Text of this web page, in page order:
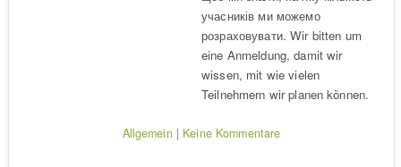
учасників ми можемо
розраховувати. Wir bitten um
eine Anmeldung, damit wir
wissen, mit wie vielen
Teilnehmern wir planen können.
Allgemein| Keine Kommentare